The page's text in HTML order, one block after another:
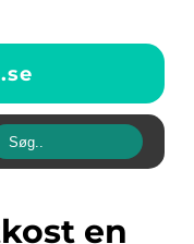
se